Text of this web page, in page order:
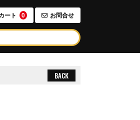
ート 0 お問合せ
BACK